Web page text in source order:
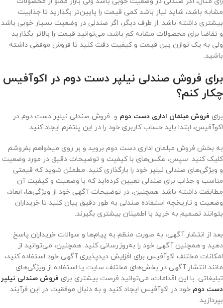
مشابه باشد، شاید نیاز باشد کمی قیمت را پایین‌تر بگذارید تا جذابیت
بیشتری داشته باشد. از طرف دیگر، اگر صندلی در وضعیت بسیار خوبی باشد
و تقاضا برای محصولات مشابه کم باشد، می‌توانید قیمت را بالاتر بگذارید
ولی به یک توازن بین قیمت و کیفیت دقت کنید تا فروش موفقی داشته
باشید.
برای فروش صندلی نیلپر دست دوم در اکوآفیس
چکار کنم؟
برای فروش مبلمان اداری دست دوم و فروش صندلی نیلپر دست دوم در
اکوآفیس، ابتدا باید حساب کاربری خود را در این پلتفرم ایجاد کنید.
به بخش فروش مبلمان اداری دست دوم بروید و بر روی میخواهم بفروشم
کلیک کنید. سپس، عکس‌های با کیفیت و توضیحات دقیق در مورد وضعیت
و ویژگی‌های صندلی نیلپر خود را بارگذاری کنید. مطمئن شوید که قیمتی
مناسب و جذاب برای صندلی تعیین کرده‌اید که با وضعیت و کیفیت آن
مطابقت داشته باشد. همچنین، در توضیحات آگهی خود از ویژگی‌ها، ابعاد،
وضعیت و تاریخچه استفاده صندلی به طور دقیق بیان کنید تا خریداران
بتوانند تصمیم به خرید با اطمینان بیشتری بگیرند.
بعد از انتشار آگهی، به صورت منظم به پیام‌ها و سوالات خریداران پاسخ
دهید و همچنین آگهی خود را به‌روزرسانی کنید. همچنین، می‌توانید از
امکانات مختلف اکوآفیس برای افزایش دید‌پذیری آگهی خود استفاده کنید،
مانند انتشار آگهی در بخش‌های مختلف سایت یا استفاده از ویژگی‌های
تبلیغاتی. با این اقدامات، می‌توانید فرصت بیشتری برای فروش صندلی نیلپر
دست دوم خود در اکوآفیس ایجاد کنید و به دنبال موفقیت در این فرآیند
بپردازید.